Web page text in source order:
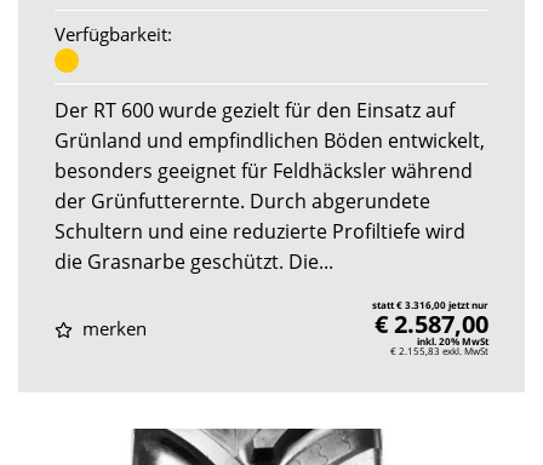
Verfügbarkeit:
Der RT 600 wurde gezielt für den Einsatz auf
Grünland und empfindlichen Böden entwickelt,
besonders geeignet für Feldhäcksler während
der Grünfutterernte. Durch abgerundete
Schultern und eine reduzierte Profiltiefe wird
die Grasnarbe geschützt. Die...
merken
statt € 3.316,00 jetzt nur
€ 2.587,00
inkl. 20% MwSt
€ 2.155,83 exkl. MwSt